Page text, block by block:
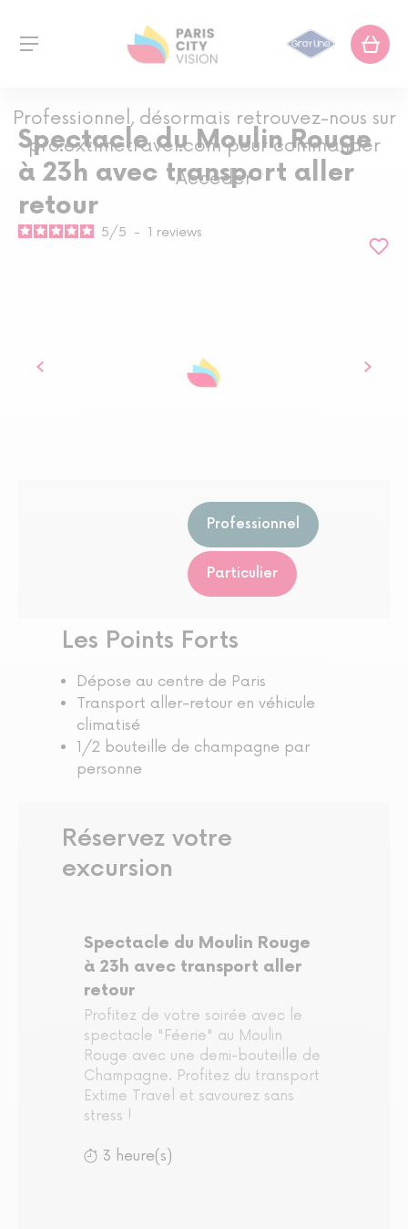
Professionnel, désormais retrouvez-nous sur
pro.extimetravel.com pour commander
Accéder
Spectacle du Moulin Rouge
à 23h avec transport aller
retour
5/5 - 1 reviews
Professionnel
Particulier
Les Points Forts
Dépose au centre de Paris
Transport aller-retour en véhicule
climatisé
1/2 bouteille de champagne par
personne
Réservez votre
excursion
Spectacle du Moulin Rouge
à 23h avec transport aller
retour
Profitez de votre soirée avec le
spectacle "Féerie" au Moulin
Rouge avec une demi-bouteille de
Champagne. Profitez du transport
Extime Travel et savourez sans
stress !
3 heure(s)